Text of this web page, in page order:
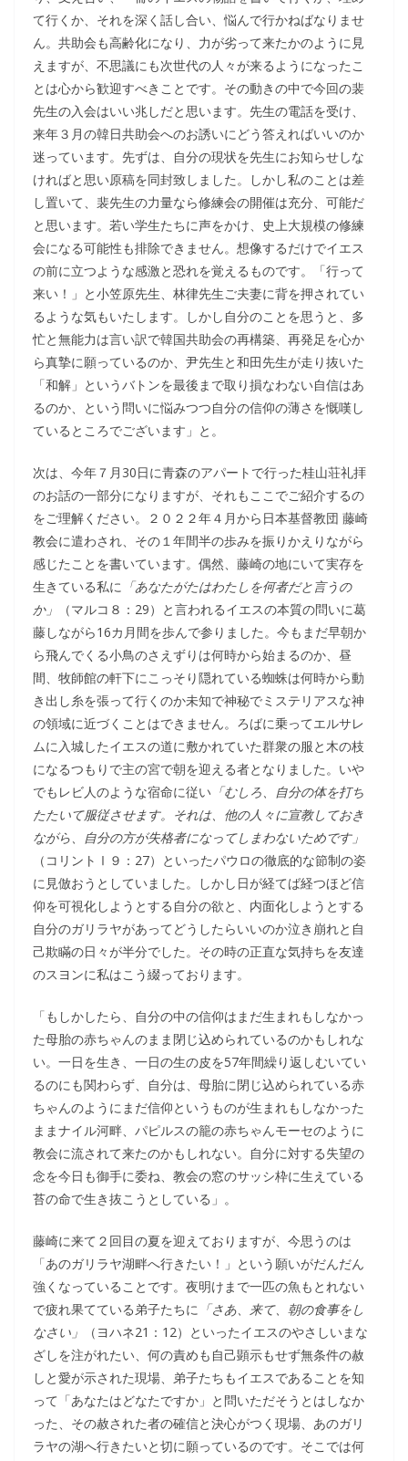
て行くか、それを深く話し合い、悩んで行かねばなりませ
ん。共助会も高齢化になり、力が劣って来たかのように見
えますが、不思議にも次世代の人々が来るようになったこ
とは心から歓迎すべきことです。その動きの中で今回の裴
先生の入会はいい兆しだと思います。先生の電話を受け、
来年３月の韓日共助会へのお誘いにどう答えればいいのか
迷っています。先ずは、自分の現状を先生にお知らせしな
ければと思い原稿を同封致しました。しかし私のことは差
し置いて、裴先生の力量なら修練会の開催は充分、可能だ
と思います。若い学生たちに声をかけ、史上大規模の修練
会になる可能性も排除できません。想像するだけでイエス
の前に立つような感激と恐れを覚えるものです。「行って
来い！」と小笠原先生、林律先生ご夫妻に背を押されてい
るような気もいたします。しかし自分のことを思うと、多
忙と無能力は言い訳で韓国共助会の再構築、再発足を心か
ら真摯に願っているのか、尹先生と和田先生が走り抜いた
「和解」というバトンを最後まで取り損なわない自信はあ
るのか、という問いに悩みつつ自分の信仰の薄さを慨嘆し
ているところでございます」と。
次は、今年７月30日に青森のアパートで行った桂山荘礼拝
のお話の一部分になりますが、それもここでご紹介するの
をご理解ください。２０２２年４月から日本基督教団 藤崎
教会に遣わされ、その１年間半の歩みを振りかえりながら
感じたことを書いています。偶然、藤崎の地にいて実存を
生きている私に 「あなたがたはわたしを何者だと言うの
か」
（マルコ８：29）と言われるイエスの本質の問いに葛
藤しながら16カ月間を歩んで参りました。今もまだ早朝か
ら飛んでくる小鳥のさえずりは何時から始まるのか、昼
間、牧師館の軒下にこっそり隠れている蜘蛛は何時から動
き出し糸を張って行くのか未知で神秘でミステリアスな神
の領域に近づくことはできません。ろばに乗ってエルサレ
ムに入城したイエスの道に敷かれていた群衆の服と木の枝
になるつもりで主の宮で朝を迎える者となりました。いや
でもレビ人のような宿命に従い 「むしろ、自分の体を打ち
たたいて服従させます。それは、他の人々に宣教しておき
ながら、自分の方が失格者になってしまわないためです」
（コリントⅠ９：27）といったパウロの徹底的な節制の姿
に見倣おうとしていました。しかし日が経てば経つほど信
仰を可視化しようとする自分の欲と、内面化しようとする
自分のガリラヤがあってどうしたらいいのか泣き崩れと自
己欺瞞の日々が半分でした。その時の正直な気持ちを友達
のスヨンに私はこう綴っております。
「もしかしたら、自分の中の信仰はまだ生まれもしなかっ
た母胎の赤ちゃんのまま閉じ込められているのかもしれな
い。一日を生き、一日の生の皮を57年間繰り返しむいてい
るのにも関わらず、自分は、母胎に閉じ込められている赤
ちゃんのようにまだ信仰というものが生まれもしなかった
ままナイル河畔、パピルスの籠の赤ちゃんモーセのように
教会に流されて来たのかもしれない。自分に対する失望の
念を今日も御手に委ね、教会の窓のサッシ枠に生えている
苔の命で生き抜こうとしている」。
藤崎に来て２回目の夏を迎えておりますが、今思うのは
「あのガリラヤ湖畔へ行きたい！」という願いがだんだん
強くなっていることです。夜明けまで一匹の魚もとれない
で疲れ果てている弟子たちに 「さあ、来て、朝の食事をし
なさい」
（ヨハネ21：12）といったイエスのやさしいまな
ざしを注がれたい、何の責めも自己顕示もせず無条件の赦
しと愛が示された現場、弟子たちもイエスであることを知
って「あなたはどなたですか」と問いただそうとはしなか
った、その赦された者の確信と決心がつく現場、あのガリ
ラヤの湖へ行きたいと切に願っているのです。そこでは何